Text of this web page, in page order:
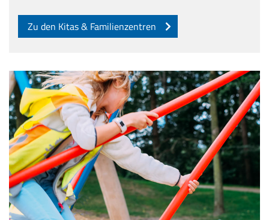
Zu den Kitas & Familienzentren